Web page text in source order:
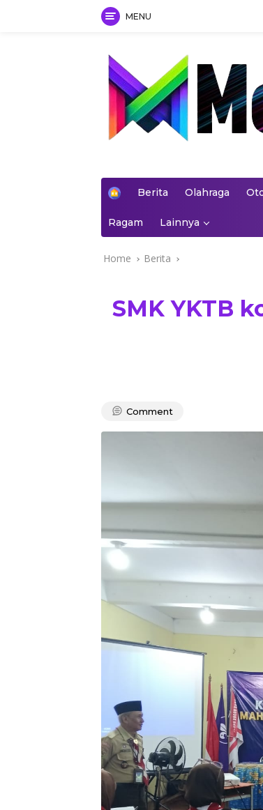
MENU
H
e
Berita Olahraga
Ragam Lainnya
Home Berita
SMK YKTB
Comment